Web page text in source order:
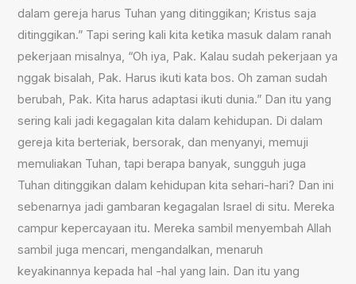
dalam gereja harus Tuhan yang ditinggikan; Kristus saja
ditinggikan.” Tapi sering kali kita ketika masuk dalam ranah
pekerjaan misalnya, “Oh iya, Pak. Kalau sudah pekerjaan ya
nggak bisalah, Pak. Harus ikuti kata bos. Oh zaman sudah
berubah, Pak. Kita harus adaptasi ikuti dunia.” Dan itu yang
sering kali jadi kegagalan kita dalam kehidupan. Di dalam
gereja kita berteriak, bersorak, dan menyanyi, memuji
memuliakan Tuhan, tapi berapa banyak, sungguh juga
Tuhan ditinggikan dalam kehidupan kita sehari-hari? Dan ini
sebenarnya jadi gambaran kegagalan Israel di situ. Mereka
campur kepercayaan itu. Mereka sambil menyembah Allah
sambil juga mencari, mengandalkan, menaruh
keyakinannya kepada hal -hal yang lain. Dan itu yang